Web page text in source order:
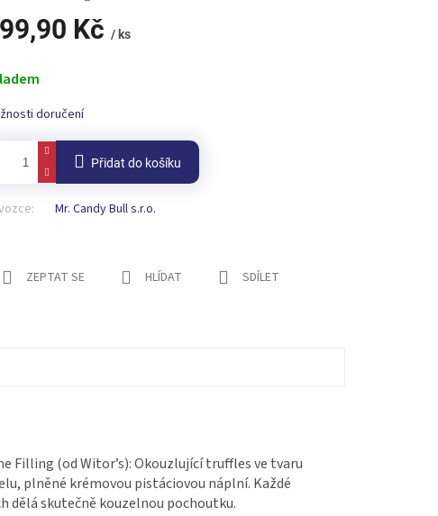
Kč / ks
doručení
Přidat do košíku
Mr. Candy Bull s.r.o.
ZEPTAT SE HLÍDAT SDÍLET
Filling (od Witor’s): Okouzlující truffles ve tvaru
plněné krémovou pistáciovou náplní. Každé
dělá skutečně kouzelnou pochoutku.